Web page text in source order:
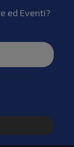
ed Eventi?